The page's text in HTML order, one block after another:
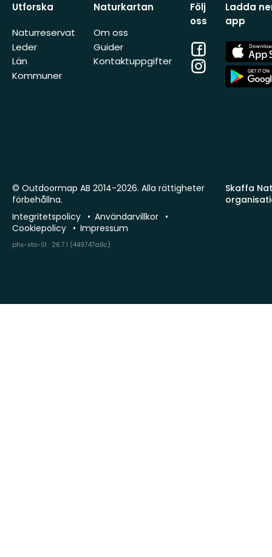
Utforska
Naturreservat
Leder
Län
Kommuner
Naturkartan
Om oss
Guider
Kontaktuppgifter
Följ
oss
Facebook
Instagram
Ladda
app
App
Store
App
Store
Skaffa
© Outdoormap AB 2014-2026. Alla rättigheter
förbehållna.
Integritetspolicy
Användarvillkor
Cookiepolicy
Impressum
phx-sto-01 · 26.7.1 (449747a8c)